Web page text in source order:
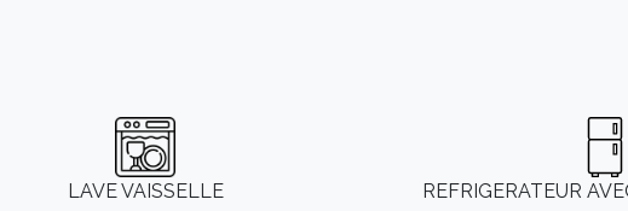
LAVE VAISSELLE REFRIGERATEUR